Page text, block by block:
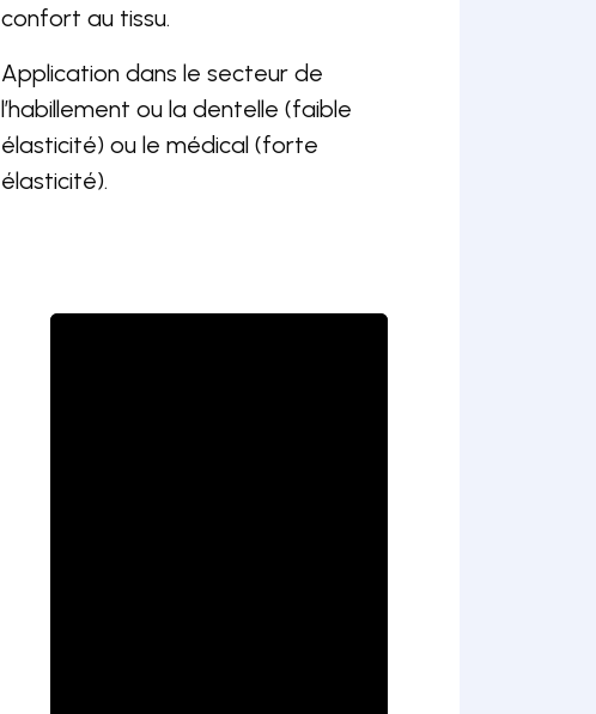
confort au tissu.
Application dans le secteur de
l’habillement ou la dentelle (faible
élasticité) ou le médical (forte
élasticité).